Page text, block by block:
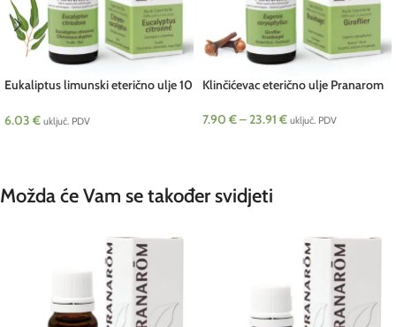
Eukaliptus limunski eterično ulje 10
6.03 € uključ. PDV
Klinčićevac eterično ulje Pranarom
7.90 €–23.91 € uključ. PDV
Možda će Vam se također svidjeti